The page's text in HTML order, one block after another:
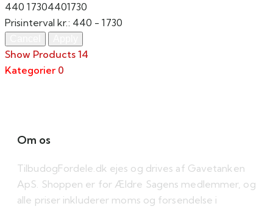
440 17304401730
Prisinterval kr.: 440 - 1730
Show Products 14
Kategorier 0
Om os
TilbudogFordele.dk ejes og drives af Gavetanken
ApS. Shoppen er for Ældre Sagens medlemmer, og
alle priser inkluderer moms og forsendelse i